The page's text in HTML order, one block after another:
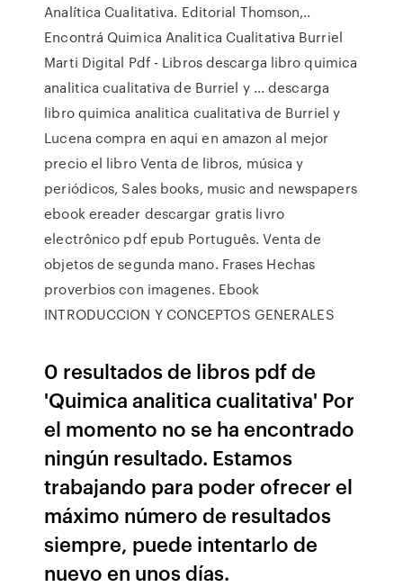
Analítica Cualitativa. Editorial Thomson,..
Encontrá Quimica Analitica Cualitativa Burriel
Marti Digital Pdf - Libros descarga libro quimica
analitica cualitativa de Burriel y ... descarga
libro quimica analitica cualitativa de Burriel y
Lucena compra en aqui en amazon al mejor
precio el libro Venta de libros, música y
periódicos, Sales books, music and newspapers
ebook ereader descargar gratis livro
electrônico pdf epub Português. Venta de
objetos de segunda mano. Frases Hechas
proverbios con imagenes. Ebook
INTRODUCCION Y CONCEPTOS GENERALES
0 resultados de libros pdf de
'Quimica analitica cualitativa' Por
el momento no se ha encontrado
ningún resultado. Estamos
trabajando para poder ofrecer el
máximo número de resultados
siempre, puede intentarlo de
nuevo en unos días.